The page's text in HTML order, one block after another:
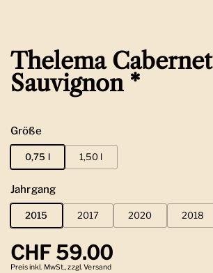
Thelema Cabernet
Sauvignon *
Größe
0,75 l 1,50 l
Jahrgang
2015 2017 2020 2018
Regulärer Preis
CHF 59.00
Preis inkl. MwSt., zzgl. Versand